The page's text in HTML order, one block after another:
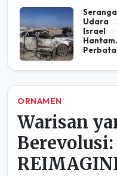
Udara
Israel
Hantam
Gaza
HUMANIORA
Peringatan
Islam
di Fakfak